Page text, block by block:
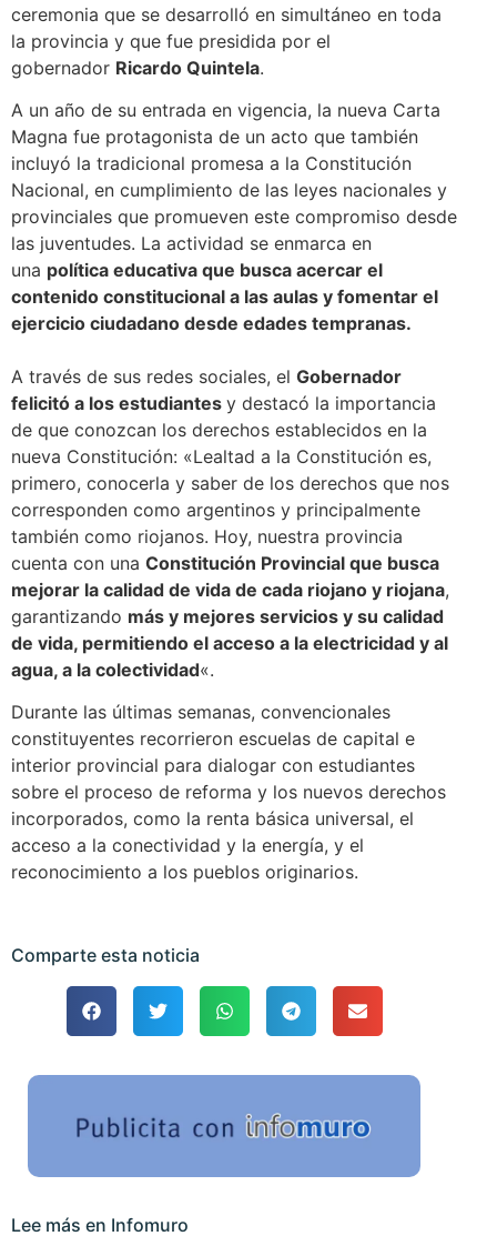
ceremonia que se desarrolló en simultáneo en toda
la provincia y que fue presidida por el
gobernador Ricardo Quintela.
A un año de su entrada en vigencia, la nueva Carta
Magna fue protagonista de un acto que también
incluyó la tradicional promesa a la Constitución
Nacional, en cumplimiento de las leyes nacionales y
provinciales que promueven este compromiso desde
las juventudes. La actividad se enmarca en
una política educativa que busca acercar el
contenido constitucional a las aulas y fomentar el
ejercicio ciudadano desde edades tempranas.
A través de sus redes sociales, el Gobernador
felicitó a los estudiantes y destacó la importancia
de que conozcan los derechos establecidos en la
nueva Constitución: «Lealtad a la Constitución es,
primero, conocerla y saber de los derechos que nos
corresponden como argentinos y principalmente
también como riojanos. Hoy, nuestra provincia
cuenta con una Constitución Provincial que busca
mejorar la calidad de vida de cada riojano y riojana,
garantizando más y mejores servicios y su calidad
de vida, permitiendo el acceso a la electricidad y al
agua, a la colectividad«.
Durante las últimas semanas, convencionales
constituyentes recorrieron escuelas de capital e
interior provincial para dialogar con estudiantes
sobre el proceso de reforma y los nuevos derechos
incorporados, como la renta básica universal, el
acceso a la conectividad y la energía, y el
reconocimiento a los pueblos originarios.
Comparte esta noticia
Lee más en Infomuro